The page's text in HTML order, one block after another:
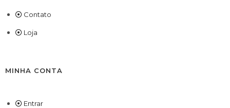
Contato
Loja
MINHA CONTA
Entrar